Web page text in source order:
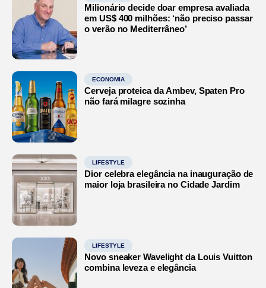
Milionário decide doar empresa avaliada
em US$ 400 milhões: ‘não preciso passar
o verão no Mediterrâneo’
ECONOMIA
Cerveja proteica da Ambev, Spaten Pro
não fará milagre sozinha
LIFESTYLE
Dior celebra elegância na inauguração de
maior loja brasileira no Cidade Jardim
LIFESTYLE
Novo sneaker Wavelight da Louis Vuitton
combina leveza e elegância